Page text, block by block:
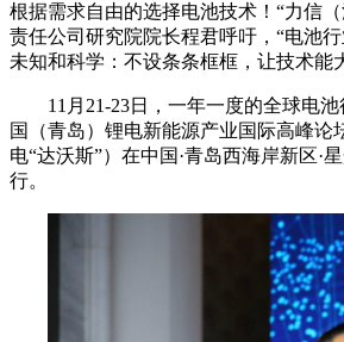
根据需求自由的选择电池技术！“力信
责任公司研究院院长程君呼吁，“电池
未知和科学：不设条条框框，让技术能
11月21-23日，一年一度的全球电
国（青岛）锂电新能源产业国际高峰论
电“达沃斯”）在中国·青岛西海岸新区·
行。